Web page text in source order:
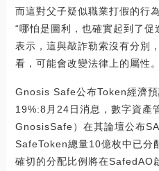
而這對父子疑似職業打假的行
“哪怕是圖利，也確實起到了
表示，這與敲詐勒索沒有分別
看，可能會改變法律上的屬性。
Gnosis Safe公布Token經濟
19%:8月24日消息，數字資產
GnosisSafe）在其論壇公布
SafeToken總量10億枚中已分
確切的分配比例將在SafedAO